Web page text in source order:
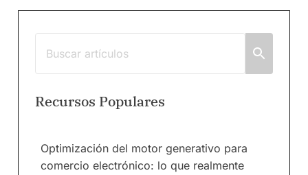
Recursos Populares
Optimización del motor generativo para
comercio electrónico: lo que realmente